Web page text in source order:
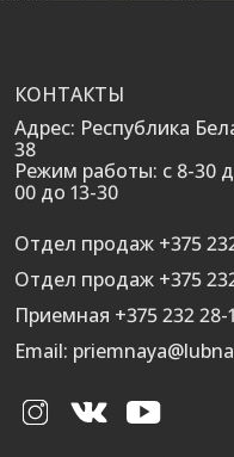
КОНТАКТЫ
Адрес: Республика
38
Режим работы: с 8-30
00 до 13-30
Отдел продаж +375
Отдел продаж +375
Приемная +375 232 28-
Email: